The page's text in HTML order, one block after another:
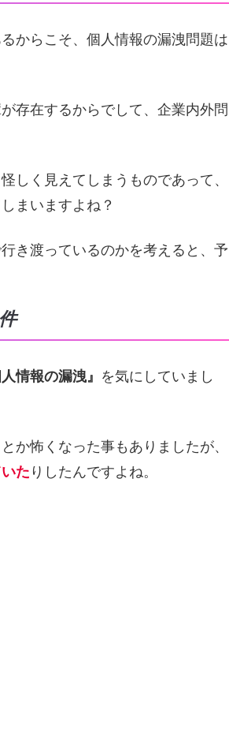
からこそ、個人情報の漏洩問題は
存在するからでして、企業内外問
しく見えてしまうものであって、
まいますよね？
き渡っているのかを考えると、予
人情報の漏洩』 を気にしていまし
とか怖くなった事もありましたが、
た りしたんですよね。